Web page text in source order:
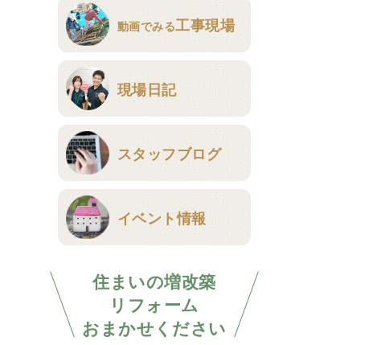
動画でみる工事現場
現場日記
スタッフブログ
イベント情報
住まいの増改築
リフォーム
おまかせください